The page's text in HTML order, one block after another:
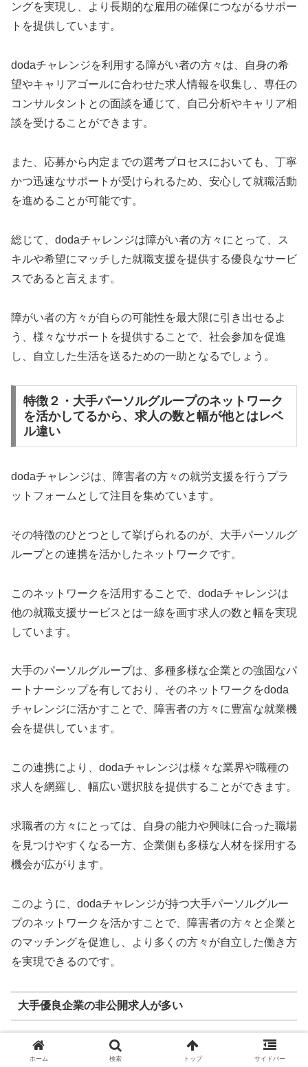
ングを実現し、より長期的な雇用の確保につながるサポー
トを提供しています。
dodaチャレンジを利用する障がい者の方々は、自身の希
望やキャリアゴールに合わせた求人情報を収集し、専任の
コンサルタントとの面談を通じて、自己分析やキャリア相
談を受けることができます。
また、応募から内定までの選考プロセスにおいても、丁寧
かつ迅速なサポートが受けられるため、安心して就職活動
を進めることが可能です。
総じて、dodaチャレンジは障がい者の方々にとって、ス
キルや希望にマッチした就職支援を提供する優良なサービ
スであると言えます。
障がい者の方々が自らの可能性を最大限に引き出せるよ
う、様々なサポートを提供することで、社会参加を促進
し、自立した生活を送るための一助となるでしょう。
特徴２・大手パーソルグループのネットワーク
を活かしてるから、求人の数と幅が他とはレベ
ル違い
dodaチャレンジは、障害者の方々の就労支援を行うプラ
ットフォームとして注目を集めています。
その特徴のひとつとして挙げられるのが、大手パーソルグ
ループとの連携を活かしたネットワークです。
このネットワークを活用することで、dodaチャレンジは
他の就職支援サービスとは一線を画す求人の数と幅を実現
しています。
大手のパーソルグループは、多種多様な企業との強固なパ
ートナーシップを有しており、そのネットワークをdoda
チャレンジに活かすことで、障害者の方々に豊富な就業機
会を提供しています。
この連携により、dodaチャレンジは様々な業界や職種の
求人を網羅し、幅広い選択肢を提供することができます。
求職者の方々にとっては、自身の能力や興味に合った職場
を見つけやすくなる一方、企業側も多様な人材を採用する
機会が広がります。
このように、dodaチャレンジが持つ大手パーソルグルー
プのネットワークを活かすことで、障害者の方々と企業と
のマッチングを促進し、より多くの方々が自立した働き方
を実現できるのです。
大手優良企業の非公開求人が多い
dodaチャレンジは、障害者の方々に向けた優良な就職支
ホーム 検索 トップ サイドバー